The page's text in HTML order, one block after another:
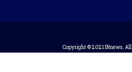
Copyright © 2021 INnews.